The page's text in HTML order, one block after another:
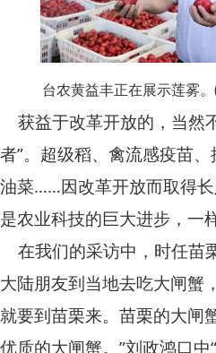
台农黄益丰正在展示莲雾
获益于改革开放的，当然
者”。超级稻、禽流感疫苗
油菜……因改革开放而取得
是农业科技的巨大进步，一
在我们的采访中，时任苗
大陆朋友到当地去吃大闸蟹
就要到苗栗来。苗栗的大闸
优质的大闸蟹。”刘政鸿口